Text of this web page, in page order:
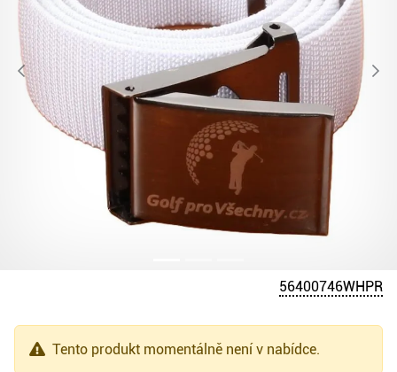
56400746WHPR
Tento produkt momentálně není v nabídce.